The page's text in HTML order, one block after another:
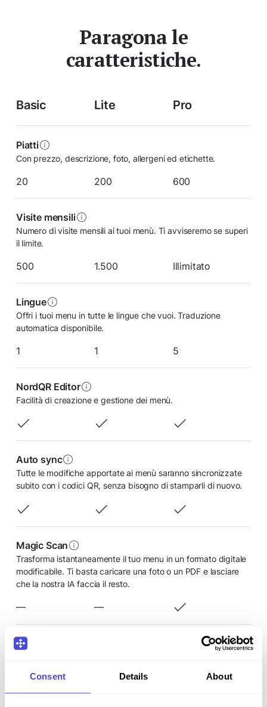
Consent Details About
Paragona le
caratteristiche.
Basic Lite Pro
Piatti
Con prezzo, descrizione, foto, allergeni ed etichette.
20 200 600
Visite mensili
Numero di visite mensili ai tuoi menù. Ti avviseremo se superi
il limite.
500 1.500 Illimitato
Lingue
Offri i tuoi menu in tutte le lingue che vuoi. Traduzione
automatica disponibile.
1 1 5
NordQR Editor
Facilità di creazione e gestione dei menù.
Auto sync
Tutte le modifiche apportate ai menù saranno sincronizzate
subito con i codici QR, senza bisogno di stamparli di nuovo.
Magic Scan
Trasforma istantaneamente il tuo menu in un formato digitale
modificabile. Ti basta caricare una foto o un PDF e lasciare
che la nostra IA faccia il resto.
— —
Branding personalizzato
—